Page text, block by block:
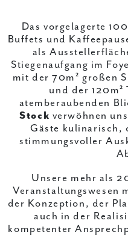
Das vorgelagerte
Buffets und
als
Stiegenaufgang im
mit der 70m² großen
und der 120m²
atemberaubenden
Stock verwöhnen
Gäste kulinarisch,
stimmungsvoller
Unsere mehr als
Veranstaltungswesen
der Konzeption, der
auch in der
kompetenter